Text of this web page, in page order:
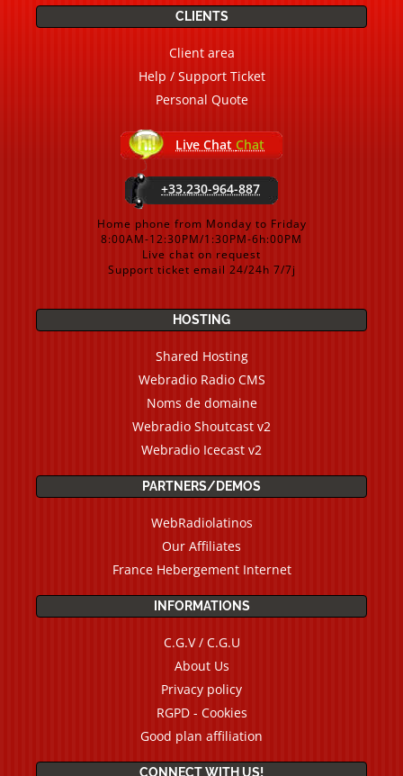
CLIENTS
Client area
Help / Support Ticket
Personal Quote
Live Chat Chat
+33.230-964-887
Home phone from Monday to Friday
8:00AM-12:30PM/1:30PM-6h:00PM
Live chat on request
Support ticket email 24/24h 7/7j
HOSTING
Shared Hosting
Webradio Radio CMS
Noms de domaine
Webradio Shoutcast v2
Webradio Icecast v2
PARTNERS/DEMOS
WebRadiolatinos
Our Affiliates
France Hebergement Internet
INFORMATIONS
C.G.V / C.G.U
About Us
Privacy policy
RGPD - Cookies
Good plan affiliation
CONNECT WITH US!